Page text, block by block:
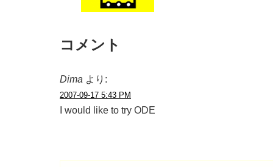
コメント
Dima より:
2007-09-17 5:43 PM
I would like to try ODE